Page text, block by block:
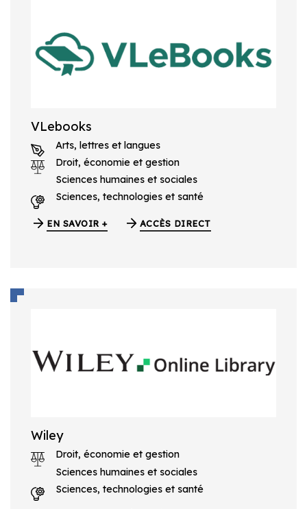
VLebooks
Arts, lettres et langues
Droit, économie et gestion
Sciences humaines et sociales
Sciences, technologies et santé
EN SAVOIR + ACCÈS DIRECT
Wiley
Droit, économie et gestion
Sciences humaines et sociales
Sciences, technologies et santé